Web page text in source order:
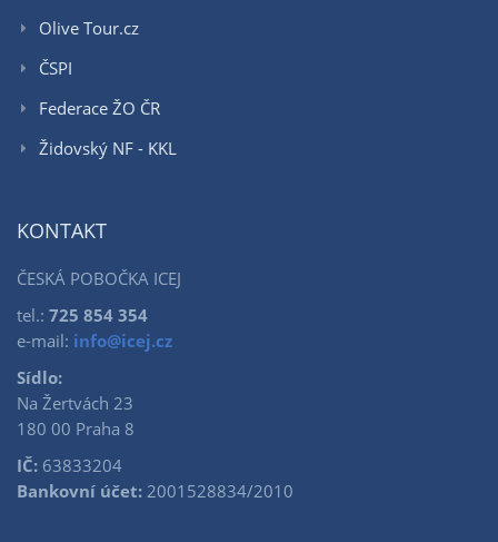
Olive Tour.cz
ČSPI
Federace ŽO ČR
Židovský NF - KKL
KONTAKT
ČESKÁ POBOČKA ICEJ
tel.: 725 854 354
e-mail: info@icej.cz
Sídlo:
Na Žertvách 23
180 00 Praha 8
IČ: 63833204
Bankovní účet: 2001528834/2010